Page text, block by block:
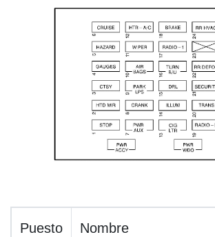
Puesto Nombre